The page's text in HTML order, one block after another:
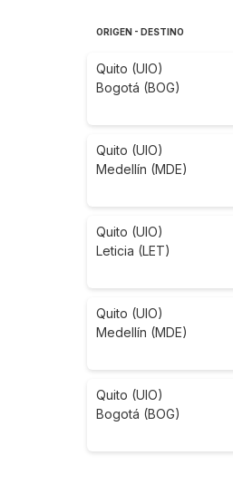
ORIGEN - DESTINO
Quito (UIO)
Bogotá (BOG)
Quito (UIO)
Medellín (MDE)
Quito (UIO)
Leticia (LET)
Quito (UIO)
Medellín (MDE)
Quito (UIO)
Bogotá (BOG)